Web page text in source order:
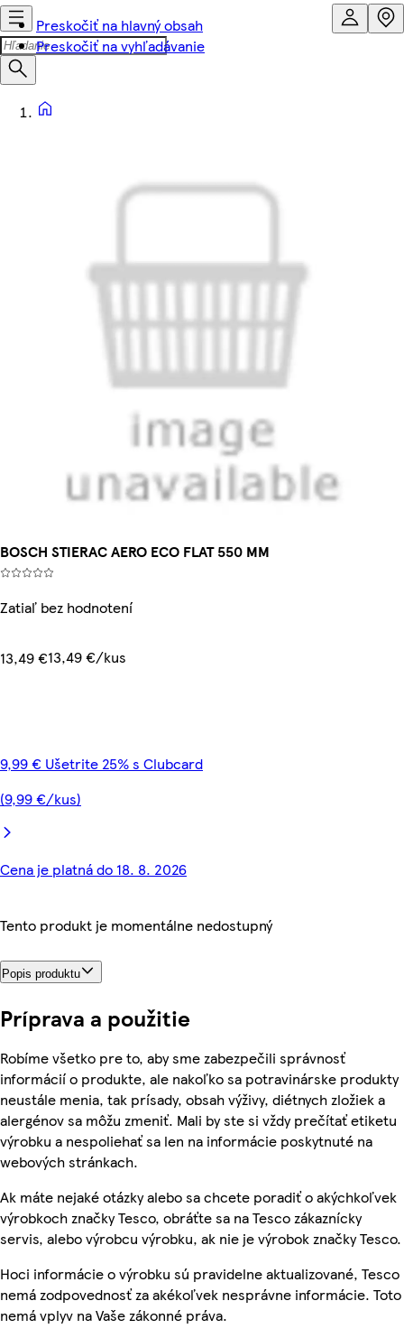
Preskočiť na hlavný obsah
Preskočiť na vyhľadávanie
BOSCH STIERAC AERO ECO FLAT 550 MM
Zatiaľ bez hodnotení
13,49 €13,49 €/kus
9,99 € Ušetrite 25% s Clubcard
(9,99 €/kus)
Cena je platná do 18. 8. 2026
Tento produkt je momentálne nedostupný
Popis produktu
Príprava a použitie
Robíme všetko pre to, aby sme zabezpečili správnosť
informácií o produkte, ale nakoľko sa potravinárske produkty
neustále menia, tak prísady, obsah výživy, diétnych zložiek a
alergénov sa môžu zmeniť. Mali by ste si vždy prečítať etiketu
výrobku a nespoliehať sa len na informácie poskytnuté na
webových stránkach.
Ak máte nejaké otázky alebo sa chcete poradiť o akýchkoľvek
výrobkoch značky Tesco, obráťte sa na Tesco zákaznícky
servis, alebo výrobcu výrobku, ak nie je výrobok značky Tesco.
Hoci informácie o výrobku sú pravidelne aktualizované, Tesco
nemá zodpovednosť za akékoľvek nesprávne informácie. Toto
nemá vplyv na Vaše zákonné práva.